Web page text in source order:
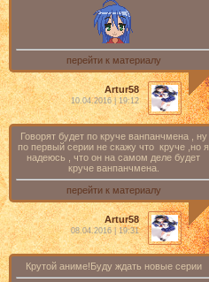
перейти к материалу
Artur58
10.04.2016 | 19:12
Говорят будет по круче ванпанчмена , ну
по первый серии не скажу что круче ,но я
надеюсь , что он на самом деле будет
круче ванпанчмена.
перейти к материалу
Artur58
08.04.2016 | 19:31
Крутой аниме!Буду ждать новые серии